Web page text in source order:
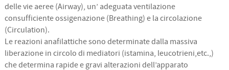
delle vie aeree (Airway), un’ adeguata ventilazione
consufficiente ossigenazione (Breathing) e la circolazione
(Circulation).
Le reazioni anafilattiche sono determinate dalla massiva
liberazione in circolo di mediatori (istamina, leucotrieni,etc.,)
che determina rapide e gravi alterazioni dell’apparato